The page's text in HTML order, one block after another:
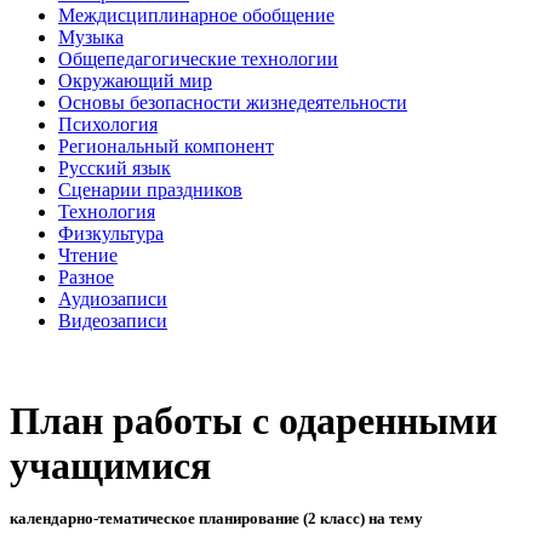
Междисциплинарное обобщение
Музыка
Общепедагогические технологии
Окружающий мир
Основы безопасности жизнедеятельности
Психология
Региональный компонент
Русский язык
Сценарии праздников
Технология
Физкультура
Чтение
Разное
Аудиозаписи
Видеозаписи
План работы с одаренными
учащимися
календарно-тематическое планирование (2 класс) на тему